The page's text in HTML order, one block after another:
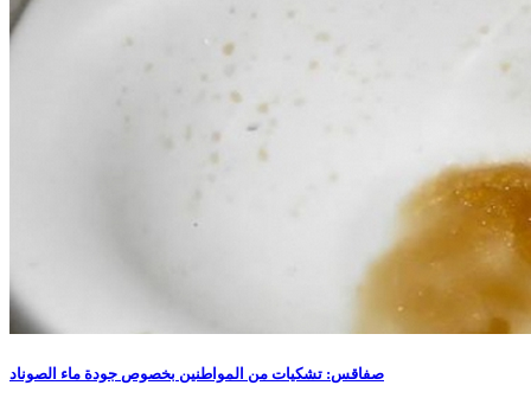
صفاقس: تشكيات من المواطنين بخصوص جودة ماء الصوناد